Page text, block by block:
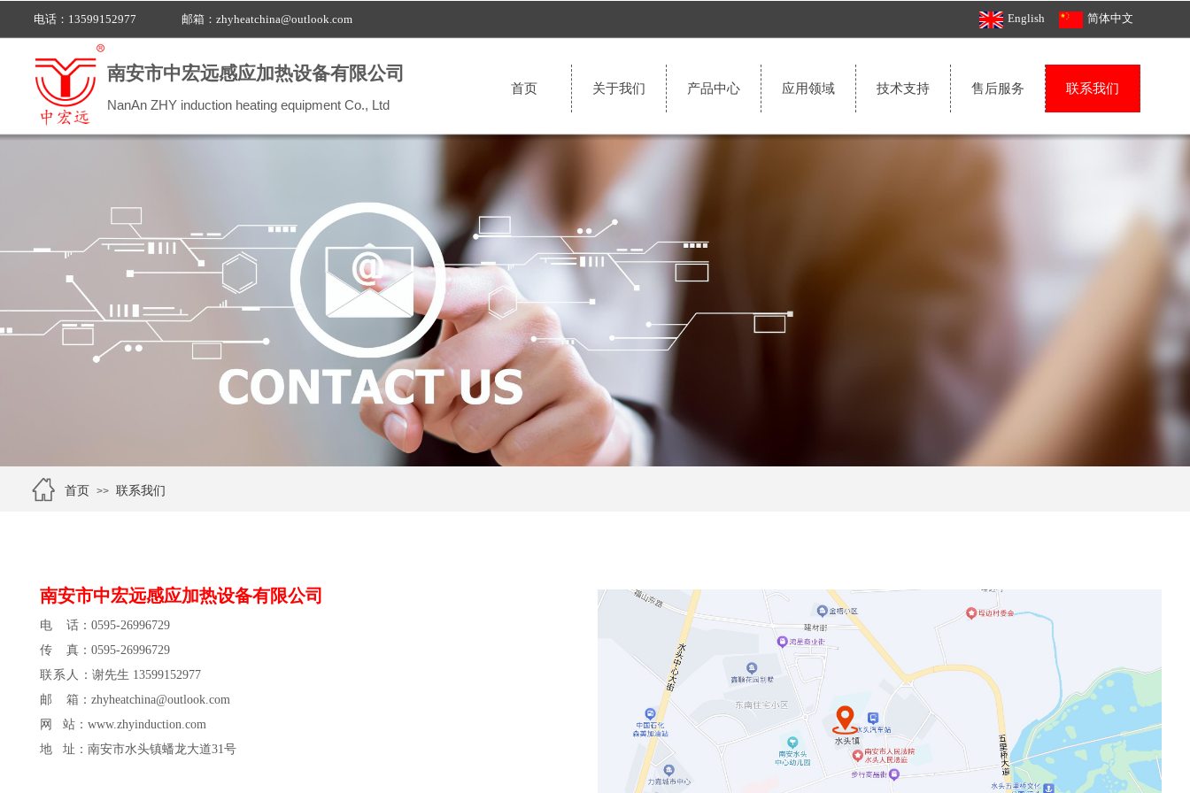
南安市中宏远感应加热设备有限公司
NanAn ZHY induction heating equipment Co., Ltd
电话：13599152977 邮箱： zhyheatchina@outlook.com English 简体中文
首页 关于我们 产品中心 应用领域 技术支持 售后服务 联系我们
首页 >> 联系我们
南安市中宏远感应加热设备有限公司
电 话：0595-26996729
传 真：0595-26996729
联系人 ：谢先生 13599152977
邮 箱：zhyheatchina@outlook.com
网 站： www.zhyinduction.com
地 址：南安市水头镇蟠龙大道31号